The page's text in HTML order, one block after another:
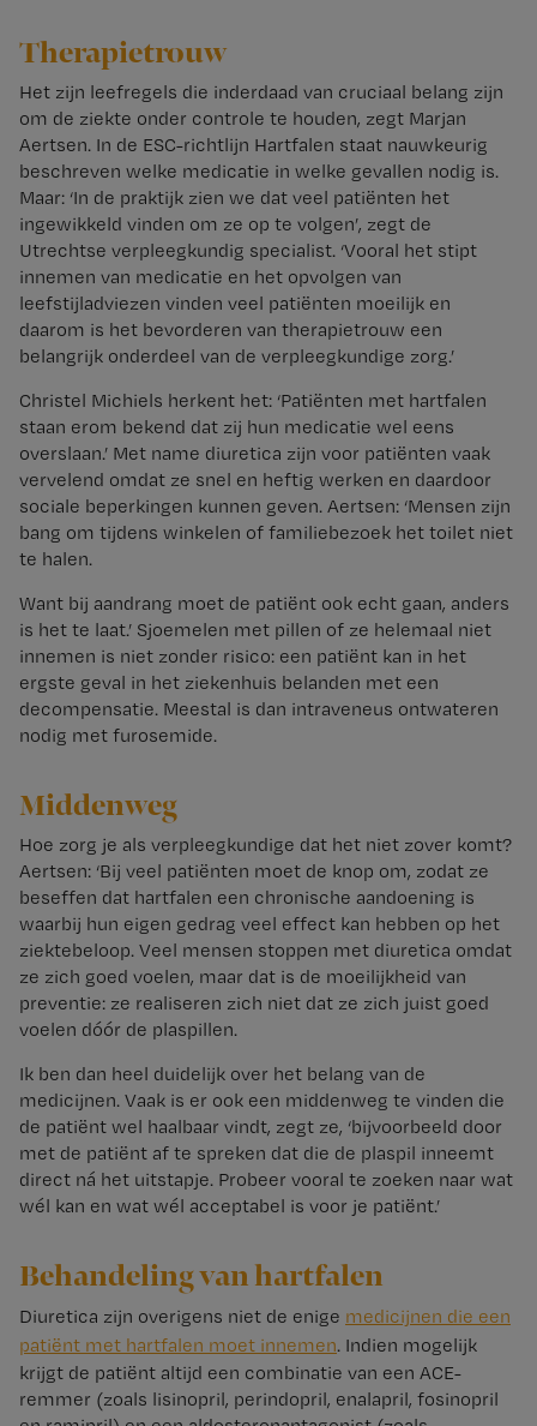
Therapietrouw
Het zijn leefregels die inderdaad van cruciaal belang zijn
om de ziekte onder controle te houden, zegt Marjan
Aertsen. In de ESC-richtlijn Hartfalen staat nauwkeurig
beschreven welke medicatie in welke gevallen nodig is.
Maar: ‘In de praktijk zien we dat veel patiënten het
ingewikkeld vinden om ze op te volgen’, zegt de
Utrechtse verpleegkundig specialist. ‘Vooral het stipt
innemen van medicatie en het opvolgen van
leefstijladviezen vinden veel patiënten moeilijk en
daarom is het bevorderen van therapietrouw een
belangrijk onderdeel van de verpleegkundige zorg.’
Christel Michiels herkent het: ‘Patiënten met hartfalen
staan erom bekend dat zij hun medicatie wel eens
overslaan.’ Met name diuretica zijn voor patiënten vaak
vervelend omdat ze snel en heftig werken en daardoor
sociale beperkingen kunnen geven. Aertsen: ‘Mensen zijn
bang om tijdens winkelen of familiebezoek het toilet niet
te halen.
Want bij aandrang moet de patiënt ook echt gaan, anders
is het te laat.’ Sjoemelen met pillen of ze helemaal niet
innemen is niet zonder risico: een patiënt kan in het
ergste geval in het ziekenhuis belanden met een
decompensatie. Meestal is dan intraveneus ontwateren
nodig met furosemide.
Middenweg
Hoe zorg je als verpleegkundige dat het niet zover komt?
Aertsen: ‘Bij veel patiënten moet de knop om, zodat ze
beseffen dat hartfalen een chronische aandoening is
waarbij hun eigen gedrag veel effect kan hebben op het
ziektebeloop. Veel mensen stoppen met diuretica omdat
ze zich goed voelen, maar dat is de moeilijkheid van
preventie: ze realiseren zich niet dat ze zich juist goed
voelen dóór de plaspillen.
Ik ben dan heel duidelijk over het belang van de
medicijnen. Vaak is er ook een middenweg te vinden die
de patiënt wel haalbaar vindt, zegt ze, ‘bijvoorbeeld door
met de patiënt af te spreken dat die de plaspil inneemt
direct ná het uitstapje. Probeer vooral te zoeken naar wat
wél kan en wat wél acceptabel is voor je patiënt.’
Behandeling van hartfalen
Diuretica zijn overigens niet de enige medicijnen die een
patiënt met hartfalen moet innemen. Indien mogelijk
krijgt de patiënt altijd een combinatie van een ACE-
remmer (zoals lisinopril, perindopril, enalapril, fosinopril